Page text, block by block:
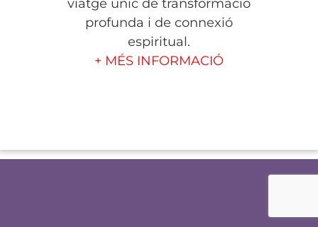
viatge únic de transformació
profunda i de connexió
espiritual.
+ MÉS INFORMACIÓ